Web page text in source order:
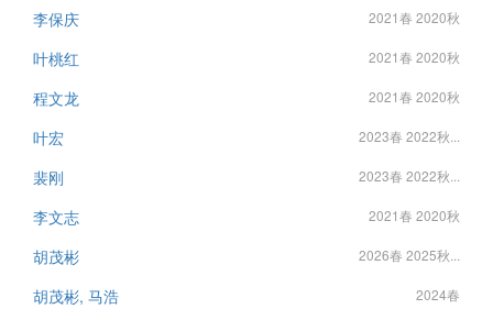
李保庆 2021春 2020秋
叶桃红 2021春 2020秋
程文龙 2021春 2020秋
叶宏 2023春 2022秋...
裴刚 2023春 2022秋...
李文志 2021春 2020秋
胡茂彬 2026春 2025秋...
胡茂彬, 马浩 2024春